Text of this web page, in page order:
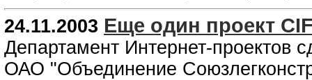
24.11.2003 Еще один проект
Департамент Интернет-проектов
ОАО "Объединение